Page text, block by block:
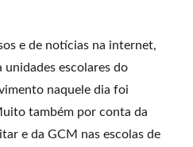
e de notícias na internet,
unidades escolares do
naquele dia foi
também por conta da
e da GCM nas escolas de